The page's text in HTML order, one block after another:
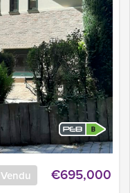
€695,000
Vendu